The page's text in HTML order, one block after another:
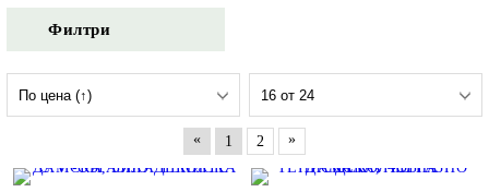
Филтри
« 1 2 »